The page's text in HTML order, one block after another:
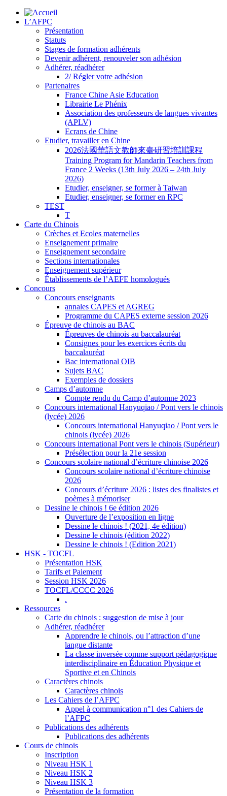
L’AFPC
Présentation
Statuts
Stages de formation adhérents
Devenir adhérent, renouveler son adhésion
Adhérer, réadhérer
2/ Régler votre adhésion
Partenaires
France Chine Asie Education
Librairie Le Phénix
Association des professeurs de langues vivantes
(APLV)
Ecrans de Chine
Etudier, travailler en Chine
2026法國華語文教師來臺研習培訓課程
Training Program for Mandarin Teachers from
France 2 Weeks (13th July 2026 – 24th July
2026)
Etudier, enseigner, se former à Taiwan
Etudier, enseigner, se former en RPC
TEST
T
Carte du Chinois
Crèches et Ecoles maternelles
Enseignement primaire
Enseignement secondaire
Sections internationales
Enseignement supérieur
Établissements de l’AEFE homologués
Concours
Concours enseignants
annales CAPES et AGREG
Programme du CAPES externe session 2026
Épreuve de chinois au BAC
Épreuves de chinois au baccalauréat
Consignes pour les exercices écrits du
baccalauréat
Bac international OIB
Sujets BAC
Exemples de dossiers
Camps d’automne
Compte rendu du Camp d’automne 2023
Concours international Hanyuqiao / Pont vers le chinois
(lycée) 2026
Concours international Hanyuqiao / Pont vers le
chinois (lycée) 2026
Concours international Pont vers le chinois (Supérieur)
Présélection pour la 21e session
Concours scolaire national d’écriture chinoise 2026
Concours scolaire national d’écriture chinoise
2026
Concours d’écriture 2026 : listes des finalistes et
poèmes à mémoriser
Dessine le chinois ! 6e édition 2026
Ouverture de l’exposition en ligne
Dessine le chinois ! (2021, 4e édition)
Dessine le chinois (édition 2022)
Dessine le chinois ! (Edition 2021)
HSK - TOCFL
Présentation HSK
Tarifs et Paiement
Session HSK 2026
TOCFL/CCCC 2026
.
Ressources
Carte du chinois : suggestion de mise à jour
Adhérer, réadhérer
Apprendre le chinois, ou l’attraction d’une
langue distante
La classe inversée comme support pédagogique
interdisciplinaire en Éducation Physique et
Sportive et en Chinois
Caractères chinois
Caractères chinois
Les Cahiers de l’AFPC
Appel à communication n°1 des Cahiers de
l’AFPC
Publications des adhérents
Publications des adhérents
Cours de chinois
Inscription
Niveau HSK 1
Niveau HSK 2
Niveau HSK 3
Présentation de la formation